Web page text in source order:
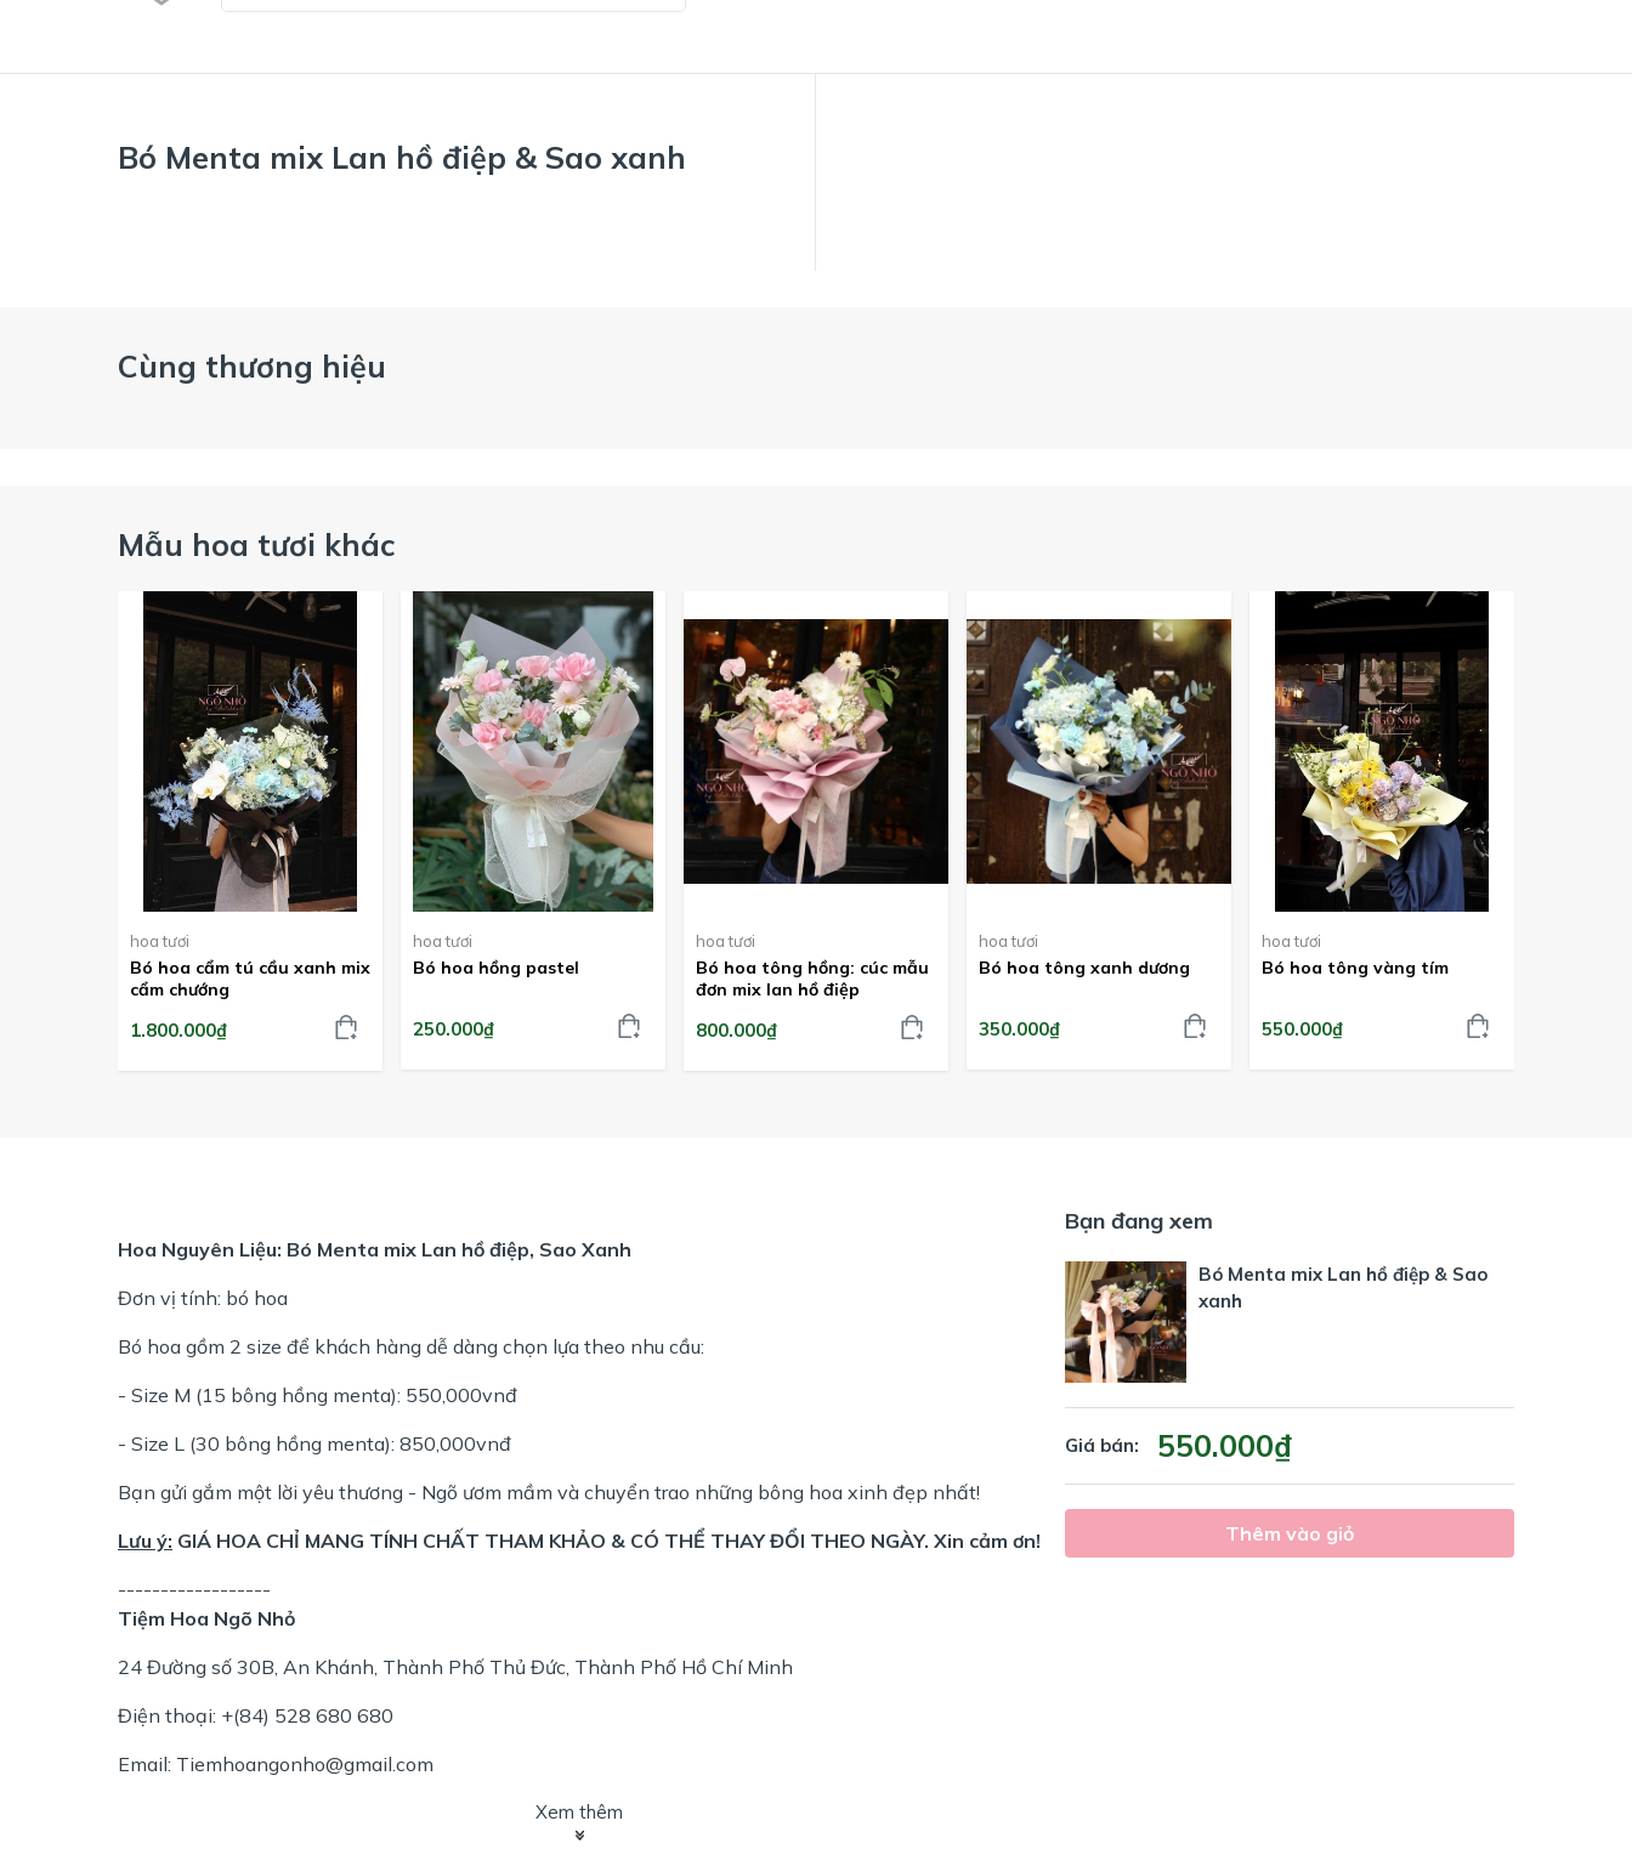
Bó Menta mix Lan hồ điệp & Sao xanh
Cùng thương hiệu
Mẫu hoa tươi khác
hoa tươi
Bó hoa cẩm tú cầu xanh mix
cẩm chướng
1.800.000₫
hoa tươi
Bó hoa hồng pastel
250.000₫
hoa tươi
Bó hoa tông hồng: cúc mẫu
đơn mix lan hồ điệp
800.000₫
hoa tươi
Bó hoa tông xanh dương
350.000₫
hoa tươi
Bó hoa tông vàng tím
550.000₫
Hoa Nguyên Liệu: Bó Menta mix Lan hồ điệp, Sao Xanh
Đơn vị tính: bó hoa
Bó hoa gồm 2 size để khách hàng dễ dàng chọn lựa theo nhu cầu:
- Size M (15 bông hồng menta): 550,000vnđ
- Size L (30 bông hồng menta): 850,000vnđ
Bạn gửi gắm một lời yêu thương - Ngõ ươm mầm và chuyển trao những bông hoa xinh đẹp nhất!
Lưu ý: GIÁ HOA CHỈ MANG TÍNH CHẤT THAM KHẢO & CÓ THỂ THAY ĐỔI THEO NGÀY. Xin cảm ơn!
------------------
Tiệm Hoa Ngõ Nhỏ
24 Đường số 30B, An Khánh, Thành Phố Thủ Đức, Thành Phố Hồ Chí Minh
Điện thoại: +(84) 528 680 680
Email: Tiemhoangonho@gmail.com
Xem thêm
Bạn đang xem
Bó Menta mix Lan hồ điệp & Sao
xanh
Giá bán: 550.000₫
Thêm vào giỏ